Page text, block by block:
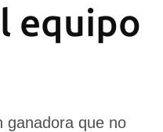
equipo
ganadora que no